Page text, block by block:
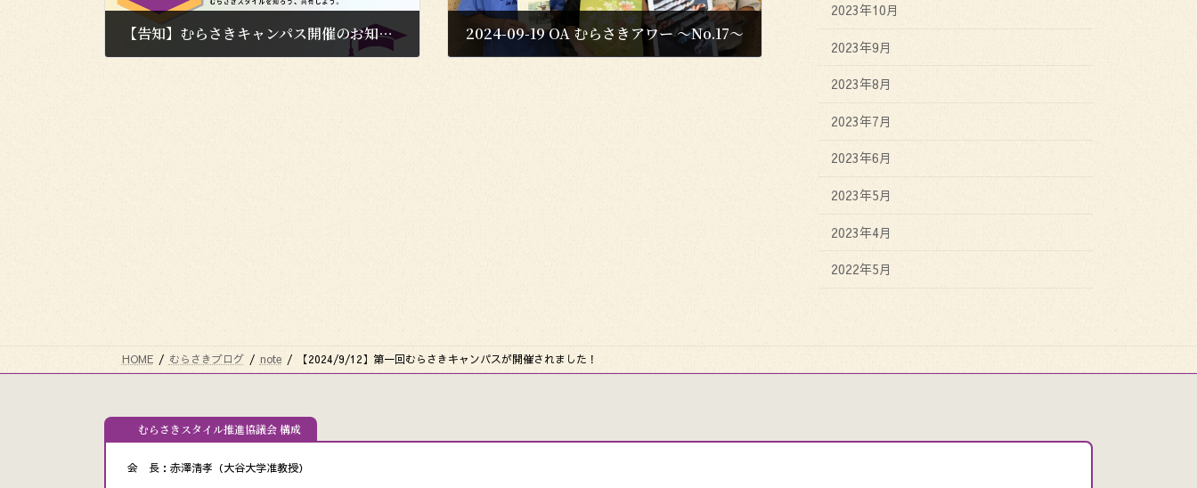
【告知】むらさきキャンパス開催のお知らせ【2024/9/11】 2024-09-19 OA むらさきアワー 〜No.17〜
2023年10月
2023年9月
2023年8月
2023年7月
2023年6月
2023年5月
2023年4月
2022年5月
HOME むらさきブログ note 【2024/9/12】第一回むらさきキャンパスが開催されました！
むらさきスタイル推進協議会 構成
会 長：赤澤清孝（大谷大学准教授）